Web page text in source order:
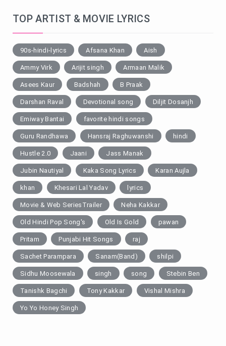
TOP ARTIST & MOVIE LYRICS
90s-hindi-lyrics Afsana Khan Aish
Ammy Virk Arijit singh Armaan Malik
Asees Kaur Badshah B Praak
Darshan Raval Devotional song Diljit Dosanjh
Emiway Bantai favorite hindi songs
Guru Randhawa Hansraj Raghuwanshi hindi
Hustle 2.0 Jaani Jass Manak
Jubin Nautiyal Kaka Song Lyrics Karan Aujla
khan Khesari Lal Yadav lyrics
Movie & Web SeriesTrailer Neha Kakkar
Old Hindi Pop Song's Old Is Gold pawan
Pritam Punjabi Hit Songs raj
Sachet Parampara Sanam(Band) shilpi
Sidhu Moosewala singh song Stebin Ben
Tanishk Bagchi Tony Kakkar Vishal Mishra
Yo Yo Honey Singh